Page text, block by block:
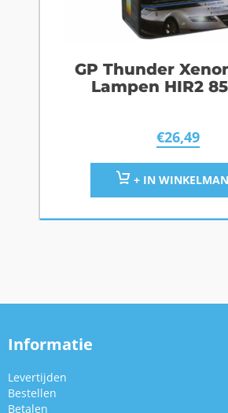
GP Thunder
Lampen HIR2
€26,49
+ IN
Informatie
Levertijden
Bestellen
Betalen